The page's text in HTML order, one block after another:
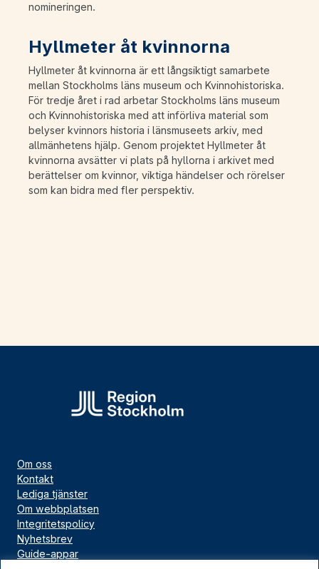
nomineringen.
Hyllmeter åt kvinnorna
Hyllmeter åt kvinnorna är ett långsiktigt samarbete
mellan Stockholms läns museum och Kvinnohistoriska.
För tredje året i rad arbetar Stockholms läns museum
och Kvinnohistoriska med att införliva material som
belyser kvinnors historia i länsmuseets arkiv, med
allmänhetens hjälp. Genom projektet Hyllmeter åt
kvinnorna avsätter vi plats på hyllorna i arkivet med
berättelser om kvinnor, viktiga händelser och rörelser
som kan bidra med fler perspektiv.
Om oss
Kontakt
Lediga tjänster
Om webbplatsen
Integritetspolicy
Nyhetsbrev
Guide-appar